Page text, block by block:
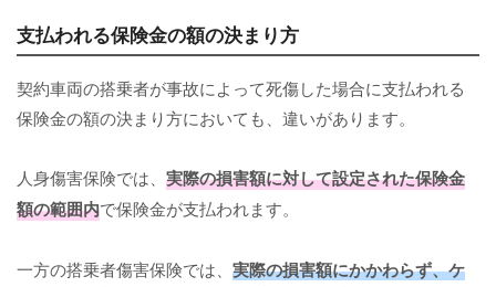
支払われる保険金の額の決まり方
契約車両の搭乗者が事故によって死傷した場合に支払われる
保険金の額の決まり方においても、違いがあります。
人身傷害保険では、 実際の損害額に対して設定された保険金
額の範囲内で保険金が支払われます。
一方の搭乗者傷害保険では、 実際の損害額にかかわらず、ケ